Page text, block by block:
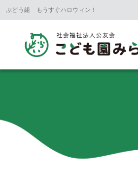
ぶどう組 もうすぐハロウィン！